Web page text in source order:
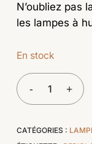
N’oubliez pas
les lampes à
En stock
CATÉGORIES :